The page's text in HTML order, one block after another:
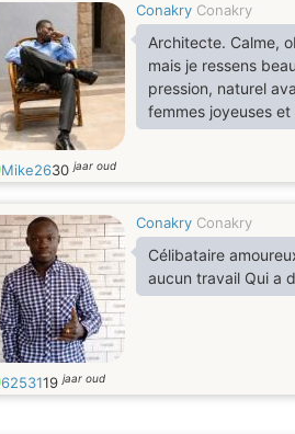
Conakry Conakry
Architecte. Calme,
mais je ressens
pression, naturel
femmes joyeuses et
Mike2630jaar oud
Conakry Conakry
Célibataire
aucun travail Qui a
6253119jaar oud